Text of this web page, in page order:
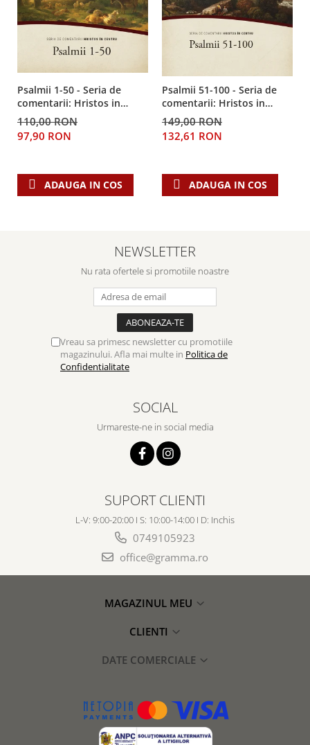
Psalmii 1-50 - Seria de
comentarii: Hristos in
centru
110,00 RON
97,90 RON
ADAUGA IN COS
Psalmii 51-100 - Seria de
comentarii: Hristos in
centru
149,00 RON
132,61 RON
ADAUGA IN COS
NEWSLETTER
Nu rata ofertele si promotiile noastre
Vreau sa primesc newsletter cu promotiile
magazinului. Afla mai multe in Politica de
Confidentialitate
SOCIAL
Urmareste-ne in social media
SUPORT CLIENTI
L-V: 9:00-20:00 I S: 10:00-14:00 I D: Inchis
0749105923
office@gramma.ro
MAGAZINUL MEU
CLIENTI
DATE COMERCIALE